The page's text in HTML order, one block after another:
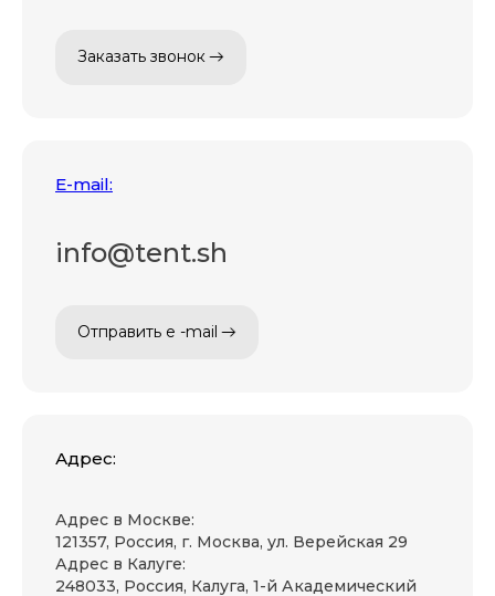
Заказать звонок
E-mail:
info@tent.sh
Отправить e -mail
Адрес:
Адрес в Москве:
121357, Россия, г. Москва, ул. Верейская 29
Адрес в Калуге:
248033, Россия, Калуга, 1-й Академический